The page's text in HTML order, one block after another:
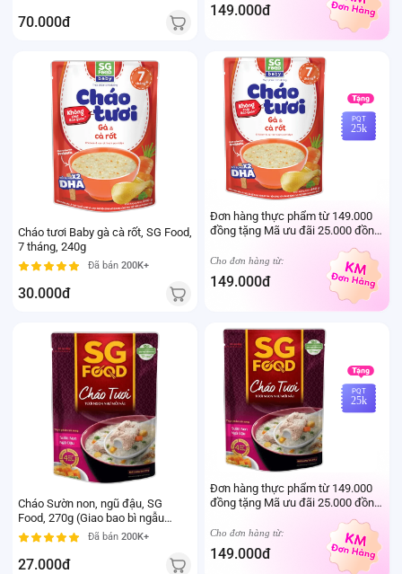
70.000đ
149.000đ
Cháo tươi Baby gà cà rốt, SG Food,
7 tháng, 240g
Đã bán 200K+
30.000đ
PQT
25k
Đơn hàng thực phẩm từ 149.000
đồng tặng Mã ưu đãi 25.000 đồng
mua sản phẩm Thực phẩm Ivenet
bất kỳ (Trừ sản phẩm sữa thay thể
sữa mẹ cho trẻ dưới 24 tháng tuổi)
Cho đơn hàng từ:
149.000đ
Cháo Sườn non, ngũ đậu, SG
Food, 270g (Giao bao bì ngẫu
nhiên)
Đã bán 200K+
27.000đ
PQT
25k
Đơn hàng thực phẩm từ 149.000
đồng tặng Mã ưu đãi 25.000 đồng
mua sản phẩm Thực phẩm Ivenet
bất kỳ (Trừ sản phẩm sữa thay thể
sữa mẹ cho trẻ dưới 24 tháng tuổi)
Cho đơn hàng từ:
149.000đ